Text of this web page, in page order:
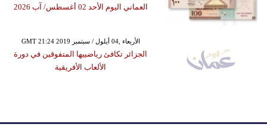
العماني اليوم الأحد 02 أغسطس/ آب 2026
GMT 21:24 2019 الأربعاء ,04 أيلول / سبتمبر
الجزائر تكافئ رياضييها المتفوقين في دورة
الألعاب الأفريقية